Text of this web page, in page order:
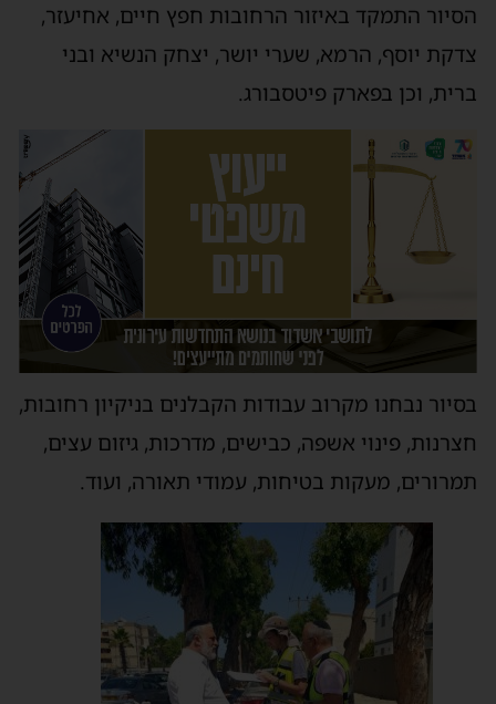
הסיור התמקד באיזור הרחובות חפץ חיים, אחיעזר,
צדקת יוסף, הרמא, שערי יושר, יצחק הנשיא ובני
ברית, וכן בפארק פיטסבורג.
בסיור נבחנו מקרוב עבודות הקבלנים בניקיון רחובות,
חצרנות, פינוי אשפה, כבישים, מדרכות, גיזום עצים,
תמרורים, מעקות בטיחות, עמודי תאורה, ועוד.